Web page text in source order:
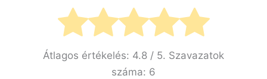
Átlagos értékelés: 4.8 / 5. Szavazatok
száma: 6